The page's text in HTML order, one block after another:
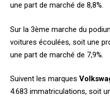
une part de marché de 8,8%.
Sur la 3ème marche du
voitures écoulées, soit une
une part de marché de 7,9%.
Suivent les marques
4.683 immatriculations, soit